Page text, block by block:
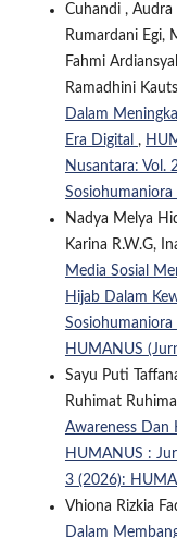
Cuhandi , Audra
Rumardani Egi,
Fahmi
Ramadhini
Dalam
Era Digital ,
Nusantara: Vol.
Sosiohumaniora
Nadya Melya
Karina R.W.G,
Media Sosial
Hijab Dalam
HUMANUS
Sayu Puti
Ruhimat
Awareness Dan
HUMANUS :
3 (2026):
Vhiona Rizkia
Dalam